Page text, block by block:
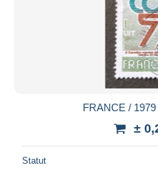
FRANCE /
±
Statut